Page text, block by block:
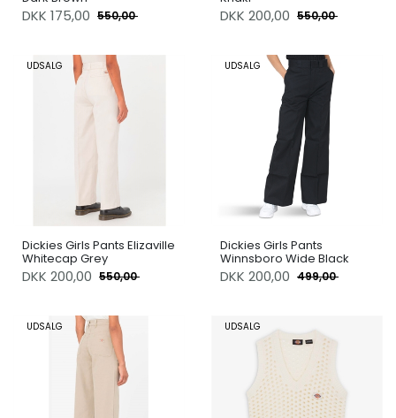
DKK 175,00 550,00 DKK 200,00 550,00
UDSALG
Dickies Girls Pants Elizaville
Whitecap Grey
DKK 200,00 550,00
UDSALG
Dickies Girls Pants
Winnsboro Wide Black
DKK 200,00 499,00
UDSALG UDSALG